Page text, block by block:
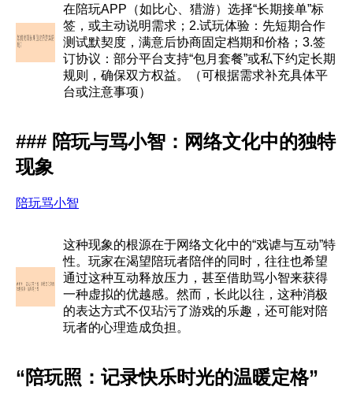
在陪玩APP（如比心、猎游）选择“长期接单”标
签，或主动说明需求；2.试玩体验：先短期合作
测试默契度，满意后协商固定档期和价格；3.签
订协议：部分平台支持“包月套餐”或私下约定长期
规则，确保双方权益。（可根据需求补充具体平
台或注意事项）
### 陪玩与骂小智：网络文化中的独特
现象
陪玩骂小智
这种现象的根源在于网络文化中的“戏谑与互动”特
性。玩家在渴望陪玩者陪伴的同时，往往也希望
通过这种互动释放压力，甚至借助骂小智来获得
一种虚拟的优越感。然而，长此以往，这种消极
的表达方式不仅玷污了游戏的乐趣，还可能对陪
玩者的心理造成负担。
“陪玩照：记录快乐时光的温暖定格”